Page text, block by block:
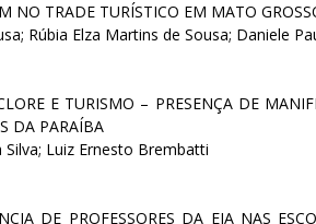
NO TRADE TURÍSTICO EM MATO
Rúbia Elza Martins de Sousa; Daniele
E TURISMO – PRESENÇA DE
DA PARAÍBA
Luiz Ernesto Brembatti
DE PROFESSORES DA EJA NAS